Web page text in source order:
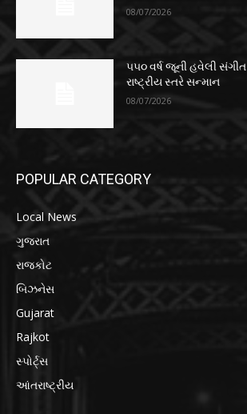
08/07/2026
૫૫૦ વર્ષ જૂની હવેલી
રાષ્ટ્રીય સ્તરે સન્માન
08/07/2026
POPULAR CATEGORY
Local News
ગુજરાત
રાજકોટ
બિઝનેસ
Gujarat
Rajkot
સ્પોર્ટ્સ
આંતરાષ્ટ્રીય